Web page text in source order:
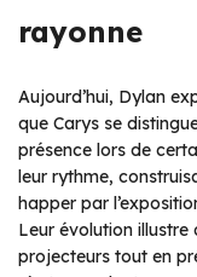
rayonne
Aujourd’hui, Dylan
que Carys se
présence lors de
leur rythme,
happer par
Leur évolution illustre
projecteurs tout en